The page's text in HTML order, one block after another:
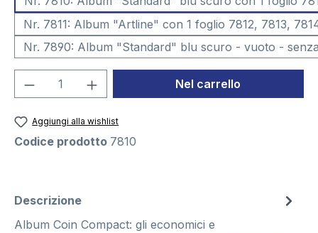
Nr. 7811: Album "Artline" con 1 foglio 7812, 7813,
Nr. 7890: Album "Standard" blu scuro - vuoto -
Quantità del prodotto: inserisci la
Nel carrello
Aggiungi alla wishlist
Codice prodotto 7810
Descrizione
Album Coin Compact: gli economici e